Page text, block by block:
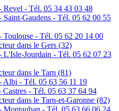
Revel - Tél. 05 34 43 03 48
Saint-Gaudens - Tél. 05 62 00 55
Toulouse - Tél. 05 62 20 14 00
dans le Gers (32)
L'Isle-Jourdain - Tél. 05 62 07 23
dans le Tarn (81)
Albi - Tél. 05 63 56 11 19
Castres - Tél. 05 63 37 64 94
dans le Tarn-et-Garonne (82)
Montauban - Tél. 05 63 66 06 24